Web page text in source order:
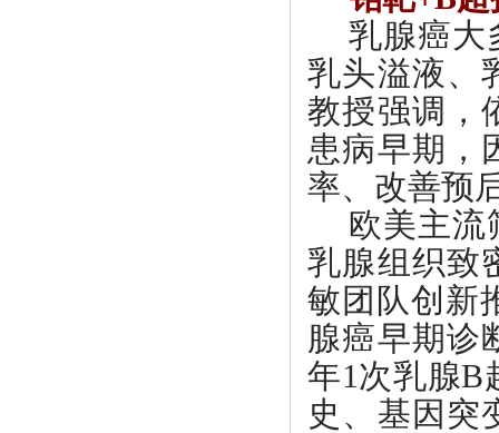
乳腺癌大
乳头溢液、
教授强调，
患病早期，
率、改善预
欧美主流
乳腺组织致
敏团队创新
腺癌早期诊
年1次乳腺B
史、基因突